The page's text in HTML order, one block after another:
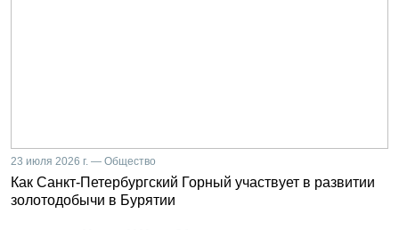
23 июля 2026 г. — Общество
Как Санкт-Петербургский Горный участвует в развитии
золотодобычи в Бурятии